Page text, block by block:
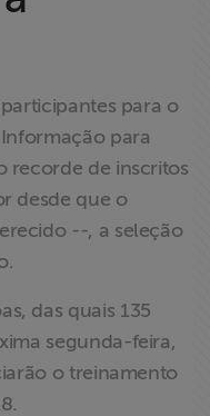
para o
para
recorde de inscritos
desde que o
--, a seleção
das quais 135
segunda-feira,
o treinamento